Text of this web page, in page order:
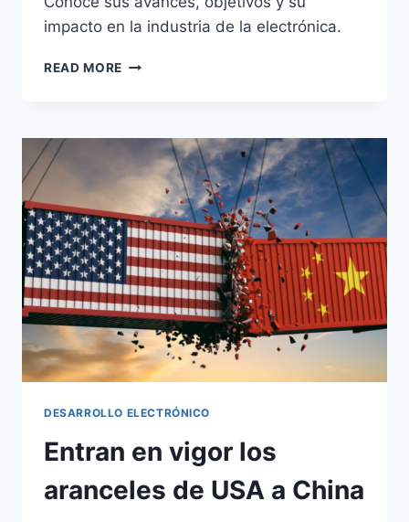
impacto en la industria de la electrónica.
READ MORE
DESARROLLO ELECTRÓNICO
Entran en vigor los
aranceles de USA a China